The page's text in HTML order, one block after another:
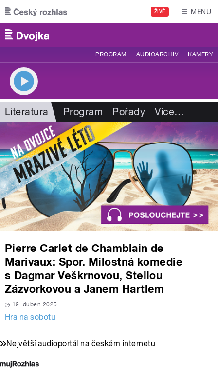
Přejít k hlavnímu obsahu
ŽIVĚ MENU
PROGRAM AUDIOARCHIV KAMERY
Literatura Program Pořady Více…
Pierre Carlet de Chamblain de
Marivaux: Spor. Milostná komedie
s Dagmar Veškrnovou, Stellou
Zázvorkovou a Janem Hartlem
19. duben 2025
Hra na sobotu
Největší audioportál na českém internetu